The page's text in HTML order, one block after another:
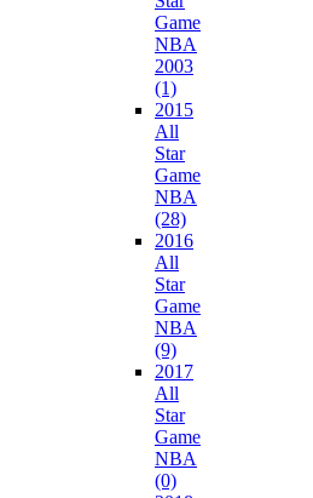
Game
NBA
2003
(1)
2015
All
Star
Game
NBA
(28)
2016
All
Star
Game
NBA
(9)
2017
All
Star
Game
NBA
(0)